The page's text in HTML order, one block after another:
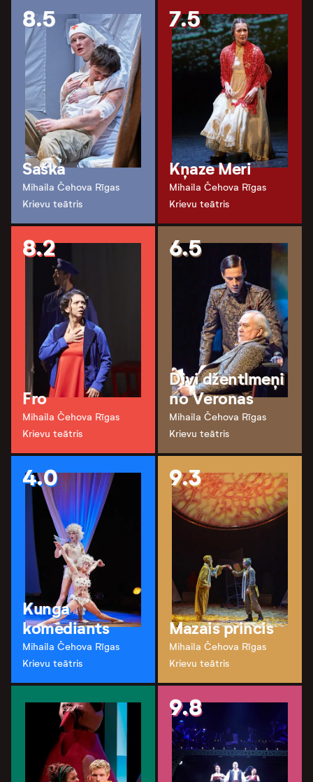
8.5
Saška
Mihaila Čehova Rīgas
Krievu teātris
7.5
Kņaze Meri
Mihaila Čehova Rīgas
Krievu teātris
8.2
Fro
Mihaila Čehova Rīgas
Krievu teātris
6.5
Divi džentlmeņi
no Veronas
Mihaila Čehova Rīgas
Krievu teātris
4.0
Kunga
komediants
Mihaila Čehova Rīgas
Krievu teātris
9.3
Mazais princis
Mihaila Čehova Rīgas
Krievu teātris
9.8